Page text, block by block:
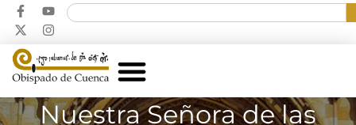
Nuestra Señora de las